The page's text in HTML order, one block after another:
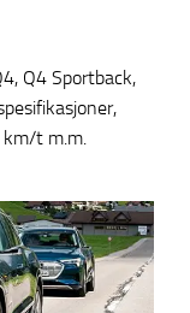
Q4 Sportback,
t m.m.